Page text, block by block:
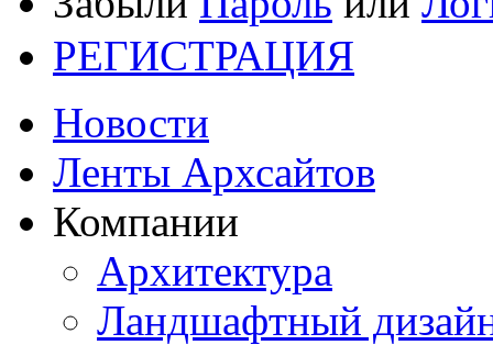
РЕГИСТРАЦИЯ
Новости
Ленты Архсайтов
Компании
Архитектура
Ландшафтный